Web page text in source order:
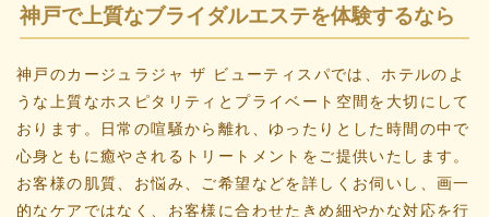
神戸で上質なブライダルエステを体験するなら
神戸のカージュラジャ ザ ビューティスパでは、ホテルのよ
うな上質なホスピタリティとプライベート空間を大切にして
おります。日常の喧騒から離れ、ゆったりとした時間の中で
心身ともに癒やされるトリートメントをご提供いたします。
お客様の肌質、お悩み、ご希望などを詳しくお伺いし、画一
的なケアではなく、お客様に合わせたきめ細やかな対応を行